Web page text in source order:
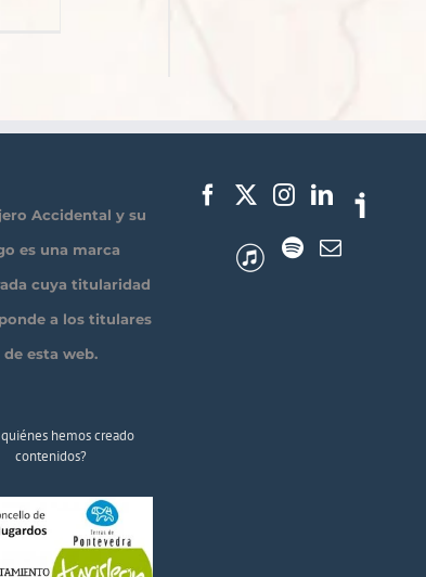
Accidental y su
es una marca
cuya titularidad
a los titulares
de esta web.
quiénes hemos creado
contenidos?